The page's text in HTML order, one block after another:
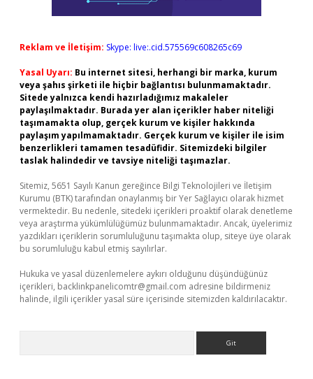
Reklam ve İletişim: Skype: live:.cid.575569c608265c69
Yasal Uyarı: Bu internet sitesi, herhangi bir marka, kurum
veya şahıs şirketi ile hiçbir bağlantısı bulunmamaktadır.
Sitede yalnızca kendi hazırladığımız makaleler
paylaşılmaktadır. Burada yer alan içerikler haber niteliği
taşımamakta olup, gerçek kurum ve kişiler hakkında
paylaşım yapılmamaktadır. Gerçek kurum ve kişiler ile isim
benzerlikleri tamamen tesadüfidir. Sitemizdeki bilgiler
taslak halindedir ve tavsiye niteliği taşımazlar.
Sitemiz, 5651 Sayılı Kanun gereğince Bilgi Teknolojileri ve İletişim
Kurumu (BTK) tarafından onaylanmış bir Yer Sağlayıcı olarak hizmet
vermektedir. Bu nedenle, sitedeki içerikleri proaktif olarak denetleme
veya araştırma yükümlülüğümüz bulunmamaktadır. Ancak, üyelerimiz
yazdıkları içeriklerin sorumluluğunu taşımakta olup, siteye üye olarak
bu sorumluluğu kabul etmiş sayılırlar.
Hukuka ve yasal düzenlemelere aykırı olduğunu düşündüğünüz
içerikleri, backlinkpanelicomtr@gmail.com adresine bildirmeniz
halinde, ilgili içerikler yasal süre içerisinde sitemizden kaldırılacaktır.